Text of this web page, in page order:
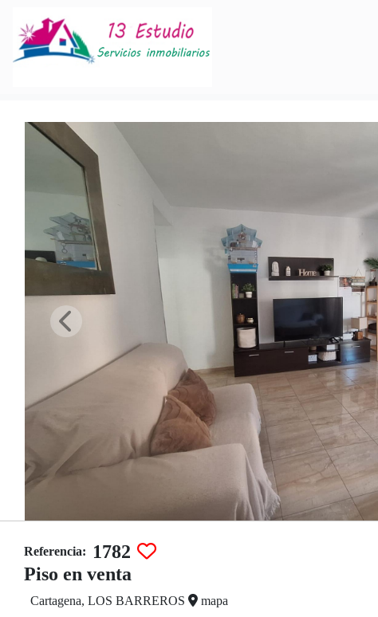
Referencia:
1782
Piso en venta
Cartagena, LOS BARREROS mapa